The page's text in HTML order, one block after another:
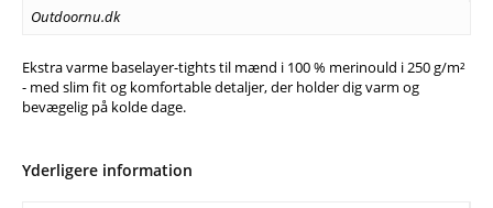
Outdoornu.dk
Ekstra varme baselayer-tights til mænd i 100 % merinould i 250 g/m²
- med slim fit og komfortable detaljer, der holder dig varm og
bevægelig på kolde dage.
Yderligere information